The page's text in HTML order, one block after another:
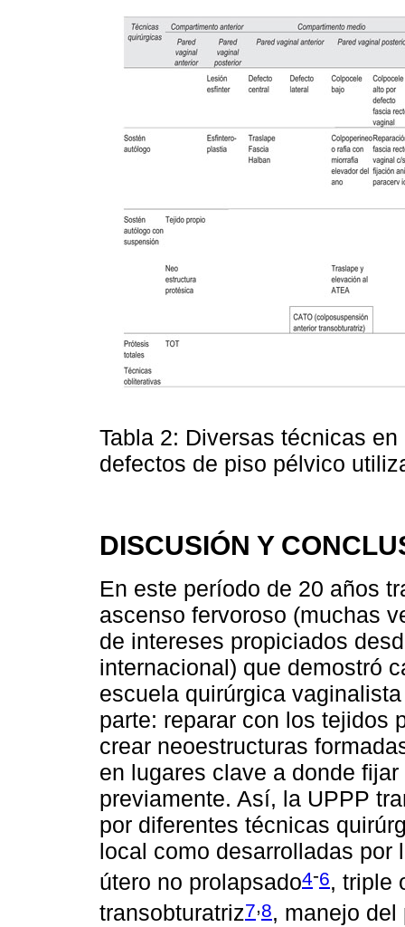
Tabla 2: Diversas técnicas
defectos de piso pélvico
DISCUSIÓN Y
En este período de 20 años
ascenso fervoroso (muchas
de intereses propiciados
internacional) que demostró
escuela quirúrgica
parte: reparar con los tejidos
crear neoestructuras
en lugares clave a donde
previamente. Así, la UPPP
por diferentes técnicas
local como desarrolladas
útero no prolapsado4-6, triple
transobturatriz7,8, manejo